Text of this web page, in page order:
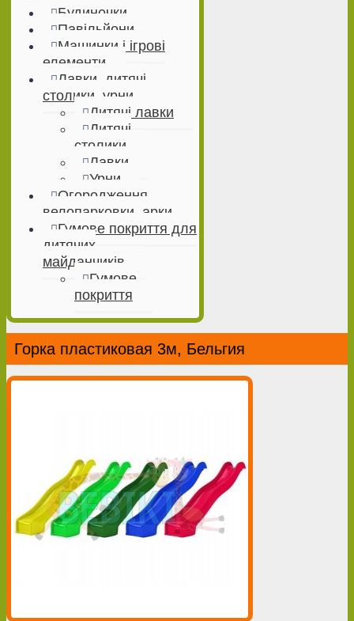
Будиночки
Павільйони
Машинки і ігрові
елементи
Лавки, дитячі
столики, урни
Дитячі лавки
Дитячі
столики
Лавки
Урни
Огородження,
велопарковки, арки
Гумове покриття для
дитячих
майданчиків
Гумове
покриття
Горка пластиковая 3м, Бельгия